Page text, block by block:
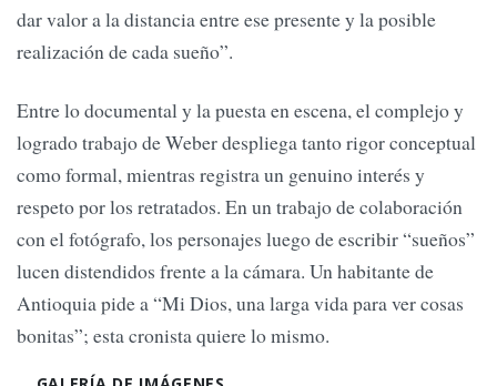
dar valor a la distancia entre ese presente y la posible
realización de cada sueño”.
Entre lo documental y la puesta en escena, el complejo y
logrado trabajo de Weber despliega tanto rigor conceptual
como formal, mientras registra un genuino interés y
respeto por los retratados. En un trabajo de colaboración
con el fotógrafo, los personajes luego de escribir “sueños”
lucen distendidos frente a la cámara. Un habitante de
Antioquia pide a “Mi Dios, una larga vida para ver cosas
bonitas”; esta cronista quiere lo mismo.